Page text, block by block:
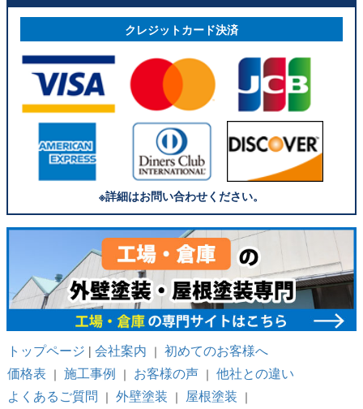
クレジットカード決済
※詳細はお問い合わせください。
トップページ | 会社案内 ｜ 初めてのお客様へ
価格表 ｜ 施工事例 ｜ お客様の声｜ 他社との違い
よくあるご質問 ｜ 外壁塗装 ｜ 屋根塗装 ｜